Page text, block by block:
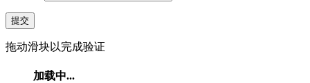
提交
拖动滑块以完成验证
加载中...